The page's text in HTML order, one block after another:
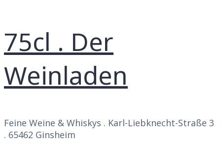
75cl . Der
Weinladen
Feine Weine & Whiskys . Karl-Liebknecht-Straße 3
. 65462 Ginsheim